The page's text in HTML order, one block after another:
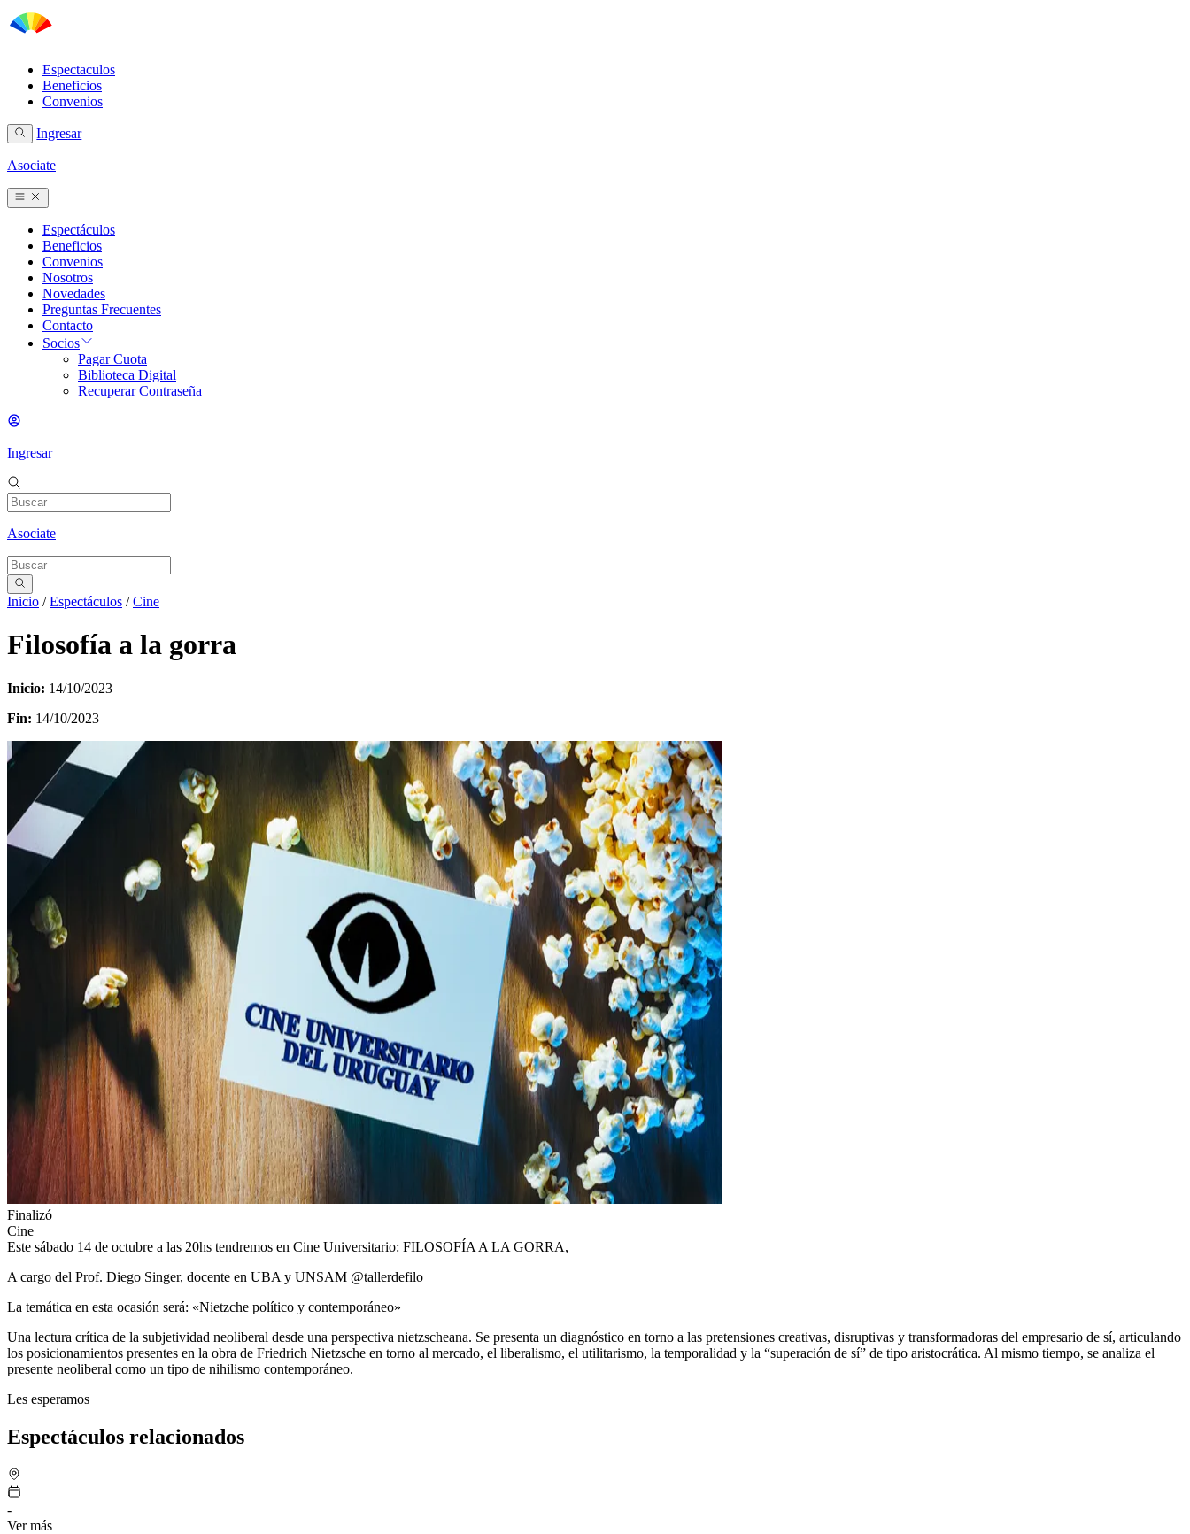
Espectaculos
Beneficios
Convenios
Ingresar
Asociate
Espectáculos
Beneficios
Convenios
Nosotros
Novedades
Preguntas Frecuentes
Contacto
Socios
Pagar Cuota
Biblioteca Digital
Recuperar Contraseña
Ingresar
Asociate
Inicio /Espectáculos /Cine
Filosofía a la gorra
Inicio: 14/10/2023
Fin: 14/10/2023
Finalizó
Cine
Este sábado 14 de octubre a las 20hs tendremos en Cine Universitario: FILOSOFÍA A LA GORRA,
A cargo del Prof. Diego Singer, docente en UBA y UNSAM @tallerdefilo
La temática en esta ocasión será: «Nietzche político y contemporáneo»
Una lectura crítica de la subjetividad neoliberal desde una perspectiva nietzscheana. Se presenta un diagnóstico en torno a las pretensiones creativas, disruptivas y transformadoras del empresario de sí, articulando
los posicionamientos presentes en la obra de Friedrich Nietzsche en torno al mercado, el liberalismo, el utilitarismo, la temporalidad y la “superación de sí” de tipo aristocrática. Al mismo tiempo, se analiza el
presente neoliberal como un tipo de nihilismo contemporáneo.
Les esperamos
Espectáculos relacionados
-
Ver más